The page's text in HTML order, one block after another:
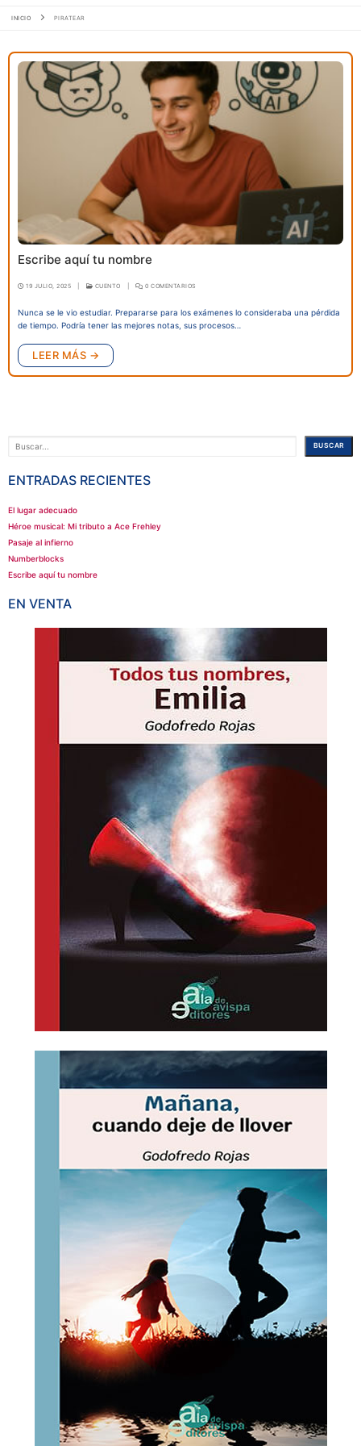
INICIO PIRATEAR
Escribe aquí tu nombre
19 JULIO, 2025 CUENTO 0 COMENTARIOS
Nunca se le vio estudiar. Prepararse para los exámenes lo consideraba una pérdida
de tiempo. Podría tener las mejores notas, sus procesos…
LEER MÁS →
Buscar BUSCAR
ENTRADAS RECIENTES
El lugar adecuado
Héroe musical: Mi tributo a Ace Frehley
Pasaje al infierno
Numberblocks
Escribe aquí tu nombre
EN VENTA